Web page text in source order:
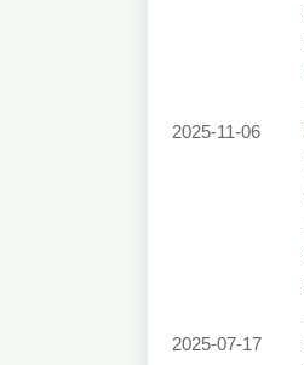
2025-11-06
2025-07-17